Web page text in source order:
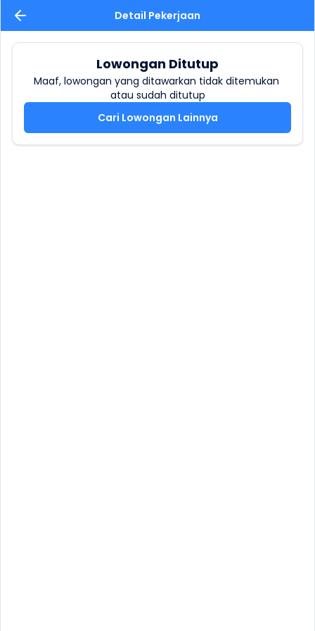
Detail Pekerjaan
Lowongan Ditutup
Maaf, lowongan yang ditawarkan tidak ditemukan
atau sudah ditutup
Cari Lowongan Lainnya